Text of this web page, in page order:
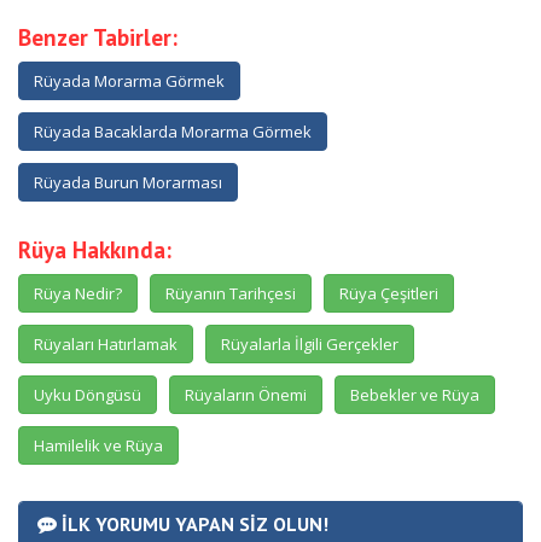
Benzer Tabirler:
Rüyada Morarma Görmek
Rüyada Bacaklarda Morarma Görmek
Rüyada Burun Morarması
Rüya Hakkında:
Rüya Nedir? Rüyanın Tarihçesi Rüya Çeşitleri
Rüyaları Hatırlamak Rüyalarla İlgili Gerçekler
Uyku Döngüsü Rüyaların Önemi Bebekler ve Rüya
Hamilelik ve Rüya
İLK YORUMU YAPAN SİZ OLUN!